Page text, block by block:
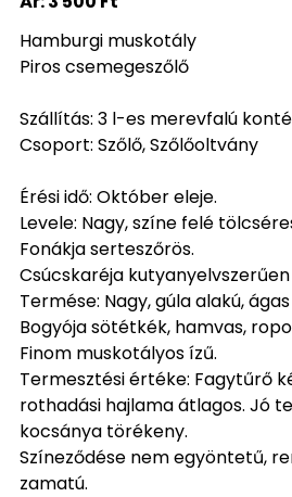
Hamburgi muskotály
Piros csemegeszőlő
Szállítás: 3 l-es merevfalú
Csoport: Szőlő, Szőlőoltvány
Érési idő: Október eleje.
Levele: Nagy, színe felé
Fonákja serteszőrös.
Csúcskaréja
Termése: Nagy, gúla alakú,
Bogyója sötétkék, hamvas,
Finom muskotályos ízű.
Termesztési értéke: Fagytűrő
rothadási hajlama átlagos. Jó
kocsánya törékeny.
Színeződése nem egyöntetű,
zamatú.